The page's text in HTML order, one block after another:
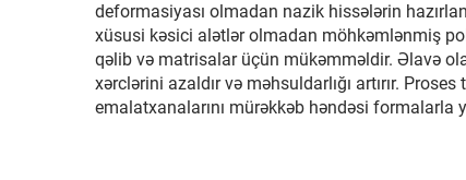
deformasiyası olmadan nazik hissələrin
xüsusi kəsici alətlər olmadan möhkəmlənmiş
qəlib və matrisalar üçün mükəmməldir. Əlavə
xərclərini azaldır və məhsuldarlığı artırır.
emalatxanalarını mürəkkəb həndəsi